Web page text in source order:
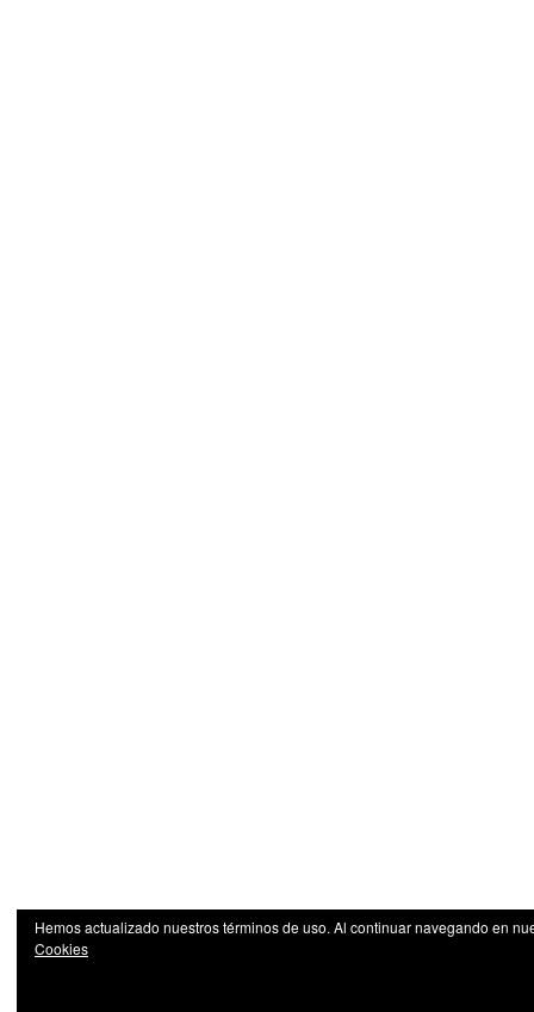
Hemos actualizado nuestros términos de uso. Al continuar navegando en
Cookies